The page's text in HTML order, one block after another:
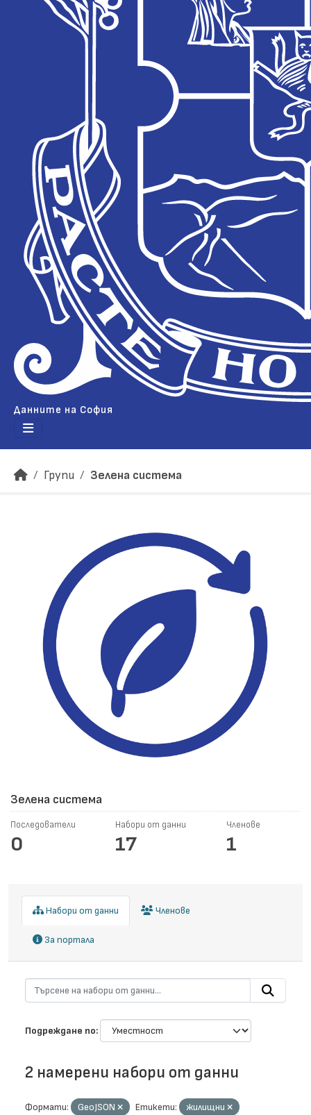
Данните на София
Групи Зелена система
Зелена система
Последователи
0
Набори от данни
17
Членове
1
Набори от данни Членове
За портала
Подреждане по
2 намерени набори от данни
Формати: GeoJSON Етикети:
жилищни